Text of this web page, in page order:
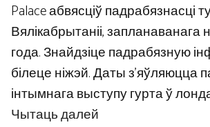
Palace абвясціў падрабязнасці
Вялікабрытаніі, запланаванага
года. Знайдзіце падрабязную
білеце ніжэй. Даты з’яўляюцца
інтымнага выступу гурта ў
Чытаць далей